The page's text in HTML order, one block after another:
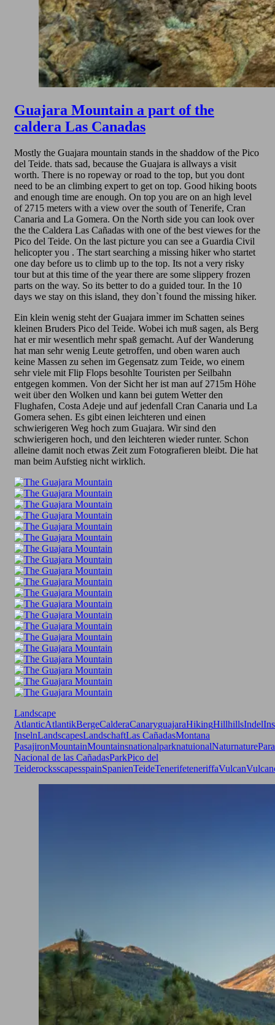
Guajara Mountain a part of the
caldera Las Canadas
Mostly the Guajara mountain stands in the shaddow of the Pico
del Teide. thats sad, because the Guajara is allways a visit
worth. There is no ropeway or road to the top, but you dont
need to be an climbing expert to get on top. Good hiking boots
and enough time are enough. On top you are on an high level
of 2715 meters with a view over the south of Tenerife, Cran
Canaria and La Gomera. On the North side you can look over
the the Caldera Las Cañadas with one of the best viewes for the
Pico del Teide. On the last picture you can see a Guardia Civil
helicopter you . The start searching a missing hiker who startet
one day before us to climb up to the top. Its not a very risky
tour but at this time of the year there are some slippery frozen
parts on the way. So its better to do a guided tour. In the 10
days we stay on this island, they don`t found the missing hiker.
Ein klein wenig steht der Guajara immer im Schatten seines
kleinen Bruders Pico del Teide. Wobei ich muß sagen, als Berg
hat er mir wesentlich mehr spaß gemacht. Auf der Wanderung
hat man sehr wenig Leute getroffen, und oben waren auch
keine Massen zu sehen im Gegensatz zum Teide, wo einem
sehr viele mit Flip Flops besohlte Touristen per Seilbahn
entgegen kommen. Von der Sicht her ist man auf 2715m Höhe
weit über den Wolken und kann bei gutem Wetter den
Flughafen, Costa Adeje und auf jedenfall Cran Canaria und La
Gomera sehen. Es gibt einen leichteren und einen
schwierigeren Weg hoch zum Guajara. Wir sind den
schwierigeren hoch, und den leichteren wieder runter. Schon
alleine damit noch etwas Zeit zum Fotografieren bleibt. Die hat
man beim Aufstieg nicht wirklich.
Landscape
AtlanticAtlantikBergeCalderaCanaryguajaraHikingHillhillsIndel
InselnLandscapesLandschaftLas CañadasMontana
PasajironMountainMountainsnationalparknatuionalNaturnature
Nacional de las CañadasParkPico del
TeiderocksscapesspainSpanienTeideTenerifeteneriffaVulcan